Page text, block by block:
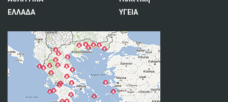
ΕΛΛΑΔΑ
ΥΓΕΙΑ